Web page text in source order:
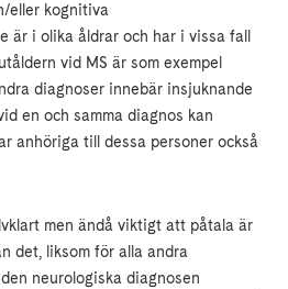
eller kognitiva
är i olika åldrar och har i vissa fall
vid MS är som exempel
diagnoser innebär insjuknande
en och samma diagnos kan
anhöriga till dessa personer också
men ändå viktigt att påtala är
det, liksom för alla andra
neurologiska diagnosen